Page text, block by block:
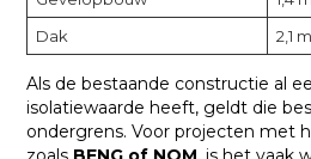
Dak
2,1
Als de bestaande constructie al
isolatiewaarde heeft, geldt die
ondergrens. Voor projecten met